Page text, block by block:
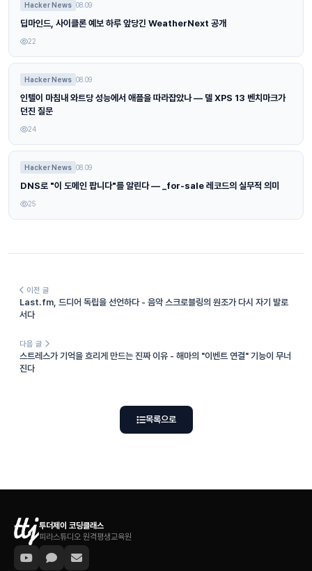
Hacker News 08.09
딥마인드, 사이클론 예보 하루 앞당긴 WeatherNext 공개
22
Hacker News 08.09
인텔이 마침내 와트당 성능에서 애플을 따라잡았나 — 델 XPS 13 벤치마크가
던진 질문
24
Hacker News 08.09
DNS로 "이 도메인 팝니다"를 알린다 — _for-sale 레코드의 실무적 의미
25
이전 글
Last.fm, 드디어 독립을 선언하다 - 음악 스크로블링의 원조가 다시 자기 발로
서다
다음 글
스트레스가 기억을 흐리게 만드는 진짜 이유 - 해마의 "이벤트 연결" 기능이 무너
진다
목록으로
투더제이 코딩클래스
피라스튜디오 원격평생교육원